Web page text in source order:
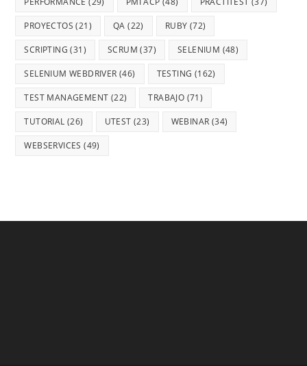
PROYECTOS (21) QA (22) RUBY (72)
SCRIPTING (31) SCRUM (37) SELENIUM (48)
SELENIUM WEBDRIVER (46) TESTING (162)
TEST MANAGEMENT (22) TRABAJO (71)
TUTORIAL (26) UTEST (23) WEBINAR (34)
WEBSERVICES (49)